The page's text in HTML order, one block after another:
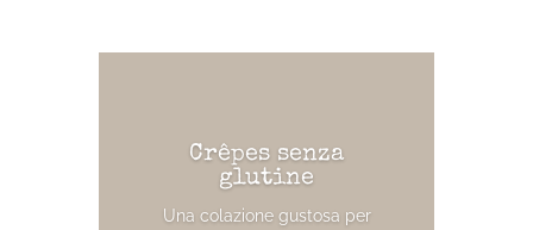
Crêpes senza
glutine
Una colazione gustosa per